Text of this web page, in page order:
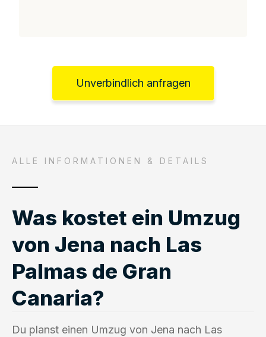
Unverbindlich anfragen
ALLE INFORMATIONEN & DETAILS
Was kostet ein Umzug
von Jena nach Las
Palmas de Gran
Canaria?
Du planst einen Umzug von Jena nach Las